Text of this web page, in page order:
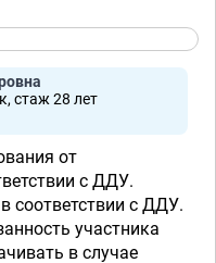
стаж 28 лет
от
с ДДУ.
соответствии с ДДУ.
участника
в случае